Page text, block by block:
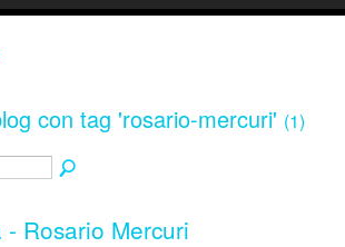
con tag 'rosario-mercuri' (1)
- Rosario Mercuri